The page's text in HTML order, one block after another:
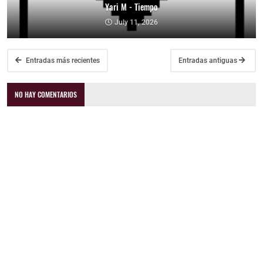
Yari M - Tiempo
July 11, 2026
Entradas más recientes Entradas antiguas
NO HAY COMENTARIOS